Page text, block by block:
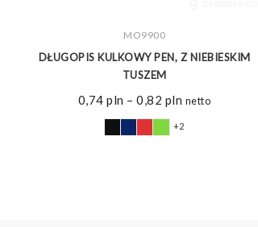
ZOBACZ WIĘCEJ
MO9900
DŁUGOPIS KULKOWY PEN, Z NIEBIESKIM
TUSZEM
0,74pln – 0,82 pln Zakres
od
netto
+2